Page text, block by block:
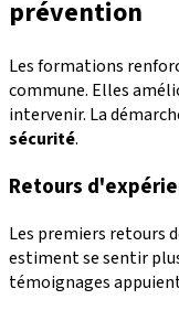
prévention
Les formations
commune. Elles
intervenir. La
sécurité.
Retours
Les premiers retours
estiment se sentir
témoignages